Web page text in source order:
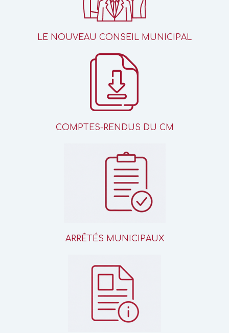
LE NOUVEAU CONSEIL MUNICIPAL
COMPTES-RENDUS DU CM
ARRÊTÉS MUNICIPAUX